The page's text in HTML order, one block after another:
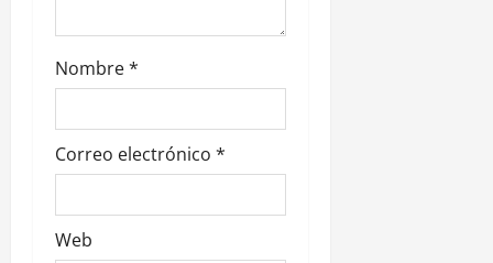
a
s
Nombre*
Correo electrónico *
Web